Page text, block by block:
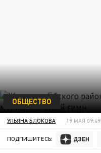
ОБЩЕСТВО
УЛЬЯНА БЛОКОВА 19 МАЯ 09:49
ПОДПИШИТЕСЬ: